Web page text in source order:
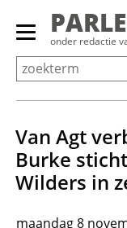
Overslaan
Primair
menu
tonen/verbergen
onder redactie
Van Agt
Burke
Wilders in
maandag 8